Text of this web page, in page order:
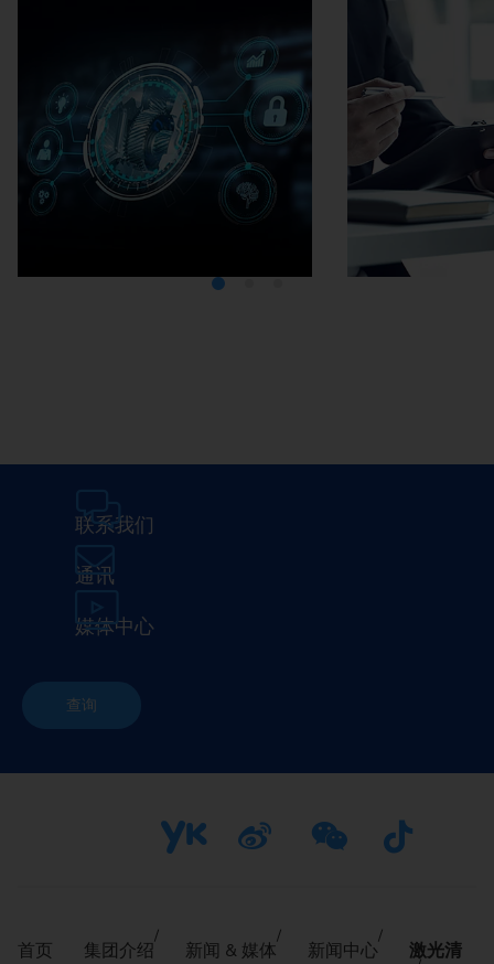
联系我们
通讯
媒体中心
查询
首页 集团介绍 新闻 & 媒体 新闻中心
激光清